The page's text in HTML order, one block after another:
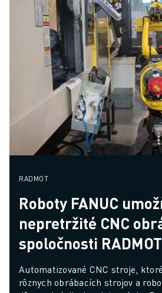
RADMOT
Roboty FANUC
nepretržité CNC
spoločnosti RADMOT
Automatizované CNC stroje,
rôznych obrábacích strojov a